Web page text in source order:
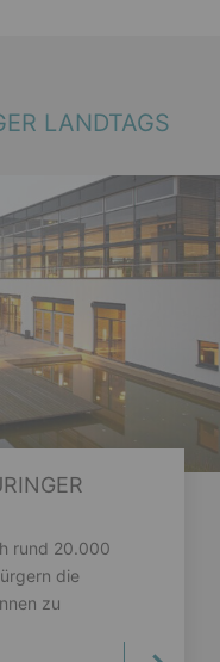
LANDTAGS
rund 20.000
die
zu